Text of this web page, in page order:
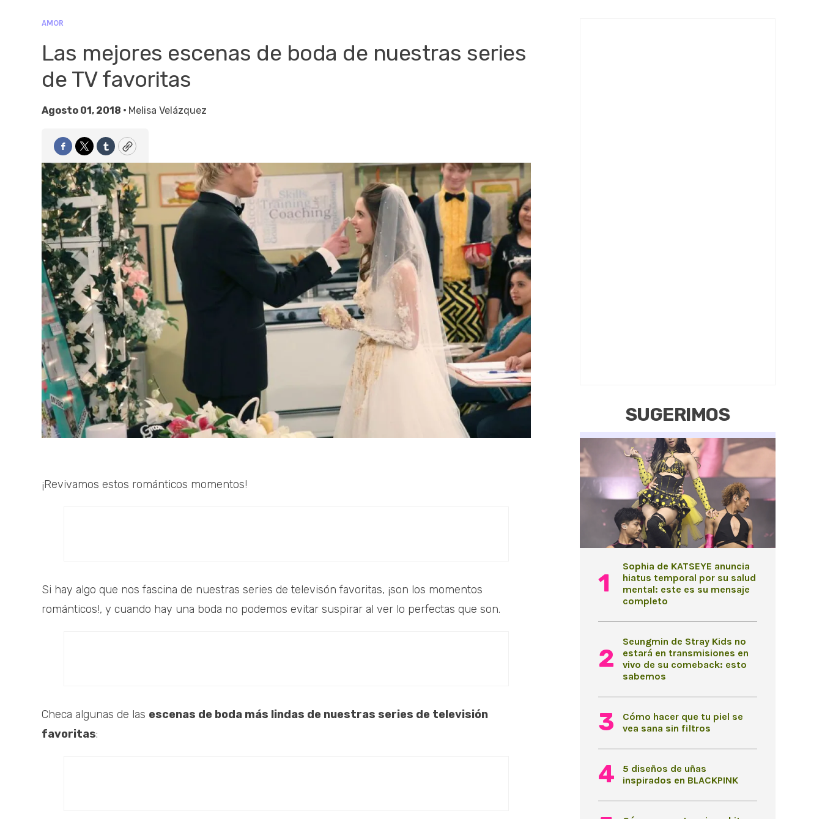
AMOR
Las mejores escenas de boda de nuestras series
de TV favoritas
Agosto 01, 2018 • Melisa Velázquez
Facebook
TwitterTumblrCopy
¡Revivamos estos románticos momentos!
Si hay algo que nos fascina de nuestras series de televisón favoritas, ¡son los momentos
románticos!, y cuando hay una boda no podemos evitar suspirar al ver lo perfectas que son.
Checa algunas de las escenas de boda más lindas de nuestras series de televisión
favoritas:
SUGERIMOS
Sophia de KATSEYE anuncia
hiatus temporal por su salud
mental: este es su mensaje
completo
Seungmin de Stray Kids no
estará en transmisiones en
vivo de su comeback: esto
sabemos
Cómo hacer que tu piel se
vea sana sin filtros
5 diseños de uñas
inspirados en BLACKPINK